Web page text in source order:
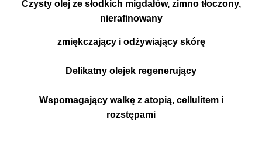
Czysty olej ze słodkich migdałów, zimno tłoczony,
nierafinowany
zmiękczający i odżywiający skórę
Delikatny olejek regenerujący
Wspomagający walkę z atopią, cellulitem i
rozstępami